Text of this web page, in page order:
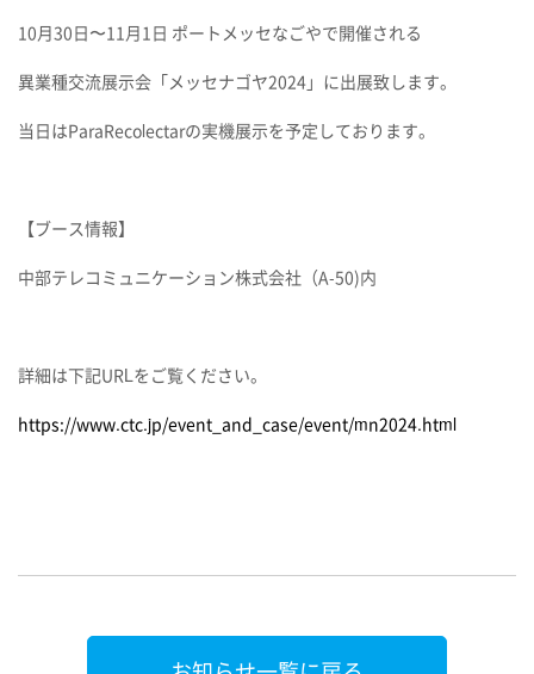
10月30日〜11月1日 ポートメッセなごやで開催される
異業種交流展示会「メッセナゴヤ2024」 に出展致します。
当日はParaRecolectarの実機展示を予定しております。
【ブース情報】
中部テレコミュニケーション株式会社（A-50)内
詳細は下記URLをご覧ください。
https://www.ctc.jp/event_and_case/event/mn2024.html